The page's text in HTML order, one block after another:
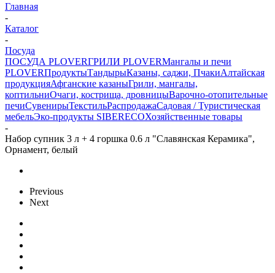
Главная
-
Каталог
-
Посуда
ПОСУДА PLOVERГРИЛИ PLOVERМангалы и печи
PLOVERПродуктыТандырыКазаны, саджи, ПчакиАлтайская
продукцияАфганские казаныГрили, мангалы,
коптильниОчаги, кострища, дровницыВарочно-отопительные
печиСувенирыТекстильРаспродажаСадовая / Туристическая
мебельЭко-продукты SIBERECOХозяйственные товары
-
Набор супник 3 л + 4 горшка 0.6 л "Славянская Керамика",
Орнамент, белый
Previous
Next